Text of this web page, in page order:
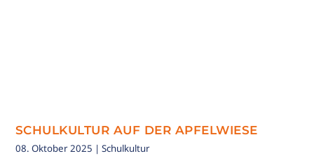
SCHULKULTUR AUF DER APFELWIESE
08. Oktober 2025 | Schulkultur